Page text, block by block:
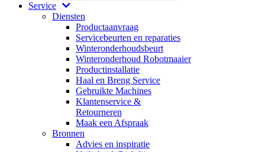
Service
Diensten
Productaanvraag
Servicebeurten en reparaties
Winteronderhoudsbeurt
Winteronderhoud Robotmaaier
Productinstallatie
Haal en Breng Service
Gebruikte Machines
Klantenservice &
Retourneren
Maak een Afspraak
Bronnen
Advies en inspiratie